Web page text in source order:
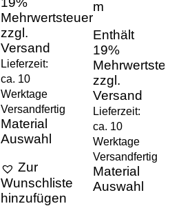
Mehrwertsteuer
zzgl.
Versand
Lieferzeit:
ca. 10
Werktage
Versandfertig
Material
Auswahl
Zur
Wunschliste
hinzufügen
m
Enthält
19%
zzgl.
Versand
Lieferzeit:
ca. 10
Werktage
Versandfertig
Material
Auswahl